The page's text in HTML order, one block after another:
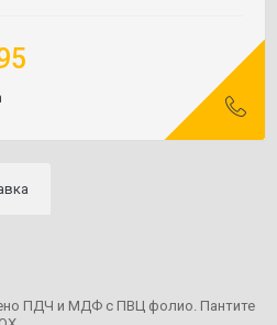
ПДЧ и МДФ с ПВЦ фолио. Пантите